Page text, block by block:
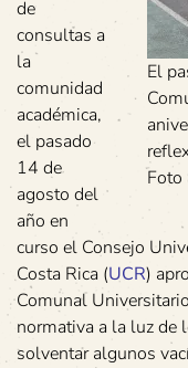
El
Foto
de
consultas a
la
comunidad
académica,
el pasado
14 de
agosto del
año en
curso el Consejo
Costa Rica (UCR)
Comunal
normativa a la luz de
solventar algunos